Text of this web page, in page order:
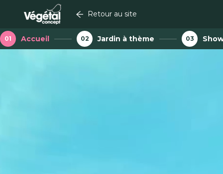
Retour au site
01 Accueil 02 Jardin à thème 03